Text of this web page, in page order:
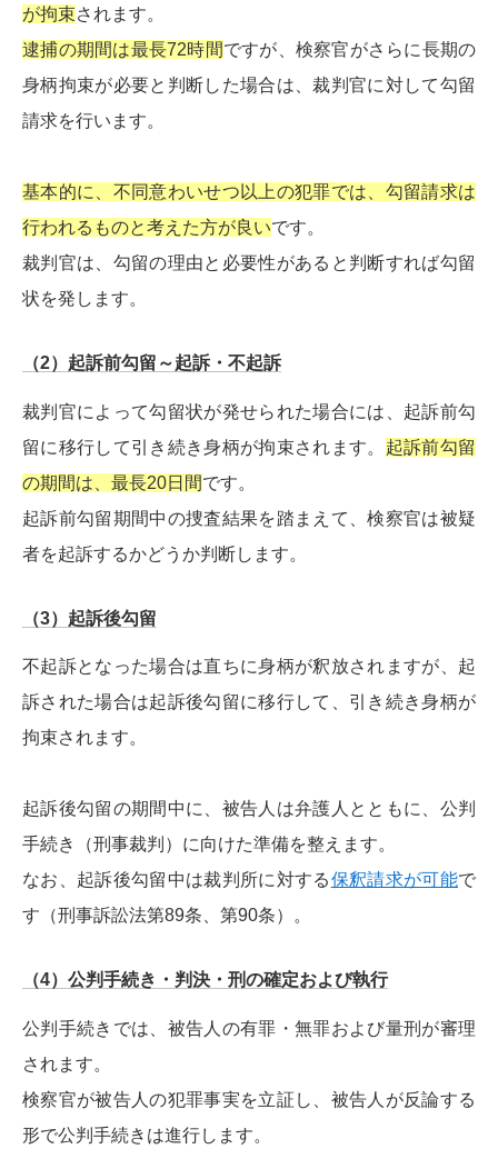
が拘束されます。
逮捕の期間は最長72時間ですが、検察官がさらに長期の
身柄拘束が必要と判断した場合は、裁判官に対して勾留
請求を行います。
基本的に、不同意わいせつ以上の犯罪では、勾留請求は
行われるものと考えた方が良いです。
裁判官は、勾留の理由と必要性があると判断すれば勾留
状を発します。
（2）起訴前勾留～起訴・不起訴
裁判官によって勾留状が発せられた場合には、起訴前勾
留に移行して引き続き身柄が拘束されます。 起訴前勾留
の期間は、最長20日間です。
起訴前勾留期間中の捜査結果を踏まえて、検察官は被疑
者を起訴するかどうか判断します。
（3）起訴後勾留
不起訴となった場合は直ちに身柄が釈放されますが、起
訴された場合は起訴後勾留に移行して、引き続き身柄が
拘束されます。
起訴後勾留の期間中に、被告人は弁護人とともに、公判
手続き（刑事裁判）に向けた準備を整えます。
なお、起訴後勾留中は裁判所に対する保釈請求が可能で
す（刑事訴訟法第89条、第90条）。
（4）公判手続き・判決・刑の確定および執行
公判手続きでは、被告人の有罪・無罪および量刑が審理
されます。
検察官が被告人の犯罪事実を立証し、被告人が反論する
形で公判手続きは進行します。